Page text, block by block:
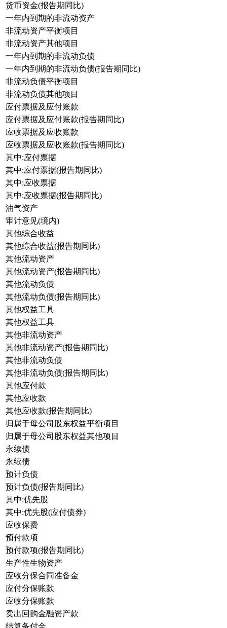
货币资金(报告期同比)
一年内到期的非流动资产
非流动资产平衡项目
非流动资产其他项目
一年内到期的非流动负债
一年内到期的非流动负债(报告期同比)
非流动负债平衡项目
非流动负债其他项目
应付票据及应付账款
应付票据及应付账款(报告期同比)
应收票据及应收账款
应收票据及应收账款(报告期同比)
其中:应付票据
其中:应付票据(报告期同比)
其中:应收票据
其中:应收票据(报告期同比)
油气资产
审计意见(境内)
其他综合收益
其他综合收益(报告期同比)
其他流动资产
其他流动资产(报告期同比)
其他流动负债
其他流动负债(报告期同比)
其他权益工具
其他权益工具
其他非流动资产
其他非流动资产(报告期同比)
其他非流动负债
其他非流动负债(报告期同比)
其他应付款
其他应收款
其他应收款(报告期同比)
归属于母公司股东权益平衡项目
归属于母公司股东权益其他项目
永续债
永续债
预计负债
预计负债(报告期同比)
其中:优先股
其中:优先股(应付债券)
应收保费
预付款项
预付款项(报告期同比)
生产性生物资产
应收分保合同准备金
应付分保账款
应收分保账款
卖出回购金融资产款
结算备付金